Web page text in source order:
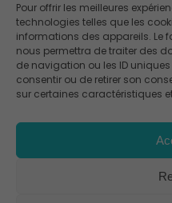
Pour offrir les meilleures
technologies telles que les
informations des appareils. Le
nous permettra de traiter des
de navigation ou les ID
consentir ou de retirer son
sur certaines caractéristiques
Politique